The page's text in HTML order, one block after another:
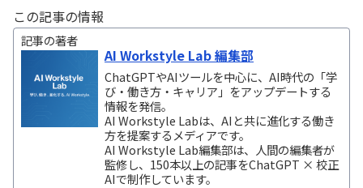
この記事の情報
記事の著者
AI Workstyle Lab 編集部
ChatGPTやAIツールを中心に、AI時代の「学
び・働き方・キャリア」をアップデートする
情報を発信。
AI Workstyle Labは、AIと共に進化する働き
方を提案するメディアです。
AI Workstyle Lab編集部は、人間の編集者が
監修し、150本以上の記事をChatGPT × 校正
AIで制作しています。